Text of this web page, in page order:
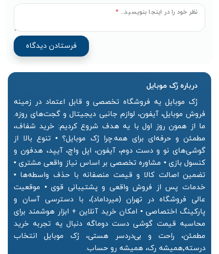
نظر خود را در اینجا بنویسید... *
درباره رُک‌ موبایل
رُک موبایل یه فروشگاه تخصصی و قابل اعتماد در زمینه
فروش موبایل، آیفون، لوازم جانبی دیجیتال و گجت‌های روزه.
ما از همون روز اول با یه هدف شروع کردیم: خرید شفاف،
مطمئن و حرفه‌ای برای همه.چرا رُک موبایل؟ • تنوع بالا از
گوشی‌های نو و دست دوم، آیفون، اپل واچ، آیپد، هدفون و
کنسول بازی • مشاوره تخصصی بر اساس نیاز واقعی مشتری •
تضمین اصالت کالا و قیمت منصفانه با حذف واسطه‌ها •
خدمات پس از فروش واقعی و پشتیبانی قوی • موقعیت
عالی فروشگاه در تهران (میرداماد)، با دسترسی آسان و
پارکینگ اختصاصی • امکان خرید آنلاین + ابزار هوشمند برای
محاسبه قیمت گوشی دست دوماگه دنبال یه تجربه خرید
مطمئن، راحت و بی‌دردسر هستی، رُک موبایل انتخاب
درسته٬همیشه رک، همیشه رو حساب.